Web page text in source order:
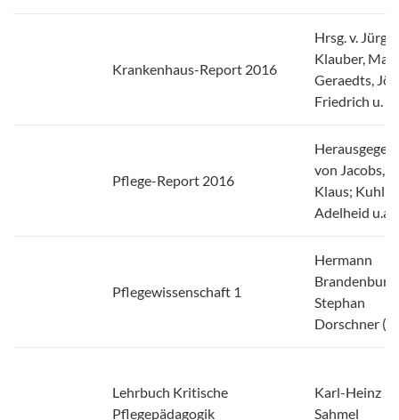
Krankenhaus-Report 2016
Hrsg. v.
Klauber, Max
Geraedts,
Friedrich u. a.
Pflege-Report 2016
von Jacobs,
Klaus;
Adelheid u.a.
Pflegewissenschaft 1
Hermann
Brandenburg,
Stephan
Dorschner
Lehrbuch Kritische
Pflegepädagogik
Karl-Heinz
Sahmel